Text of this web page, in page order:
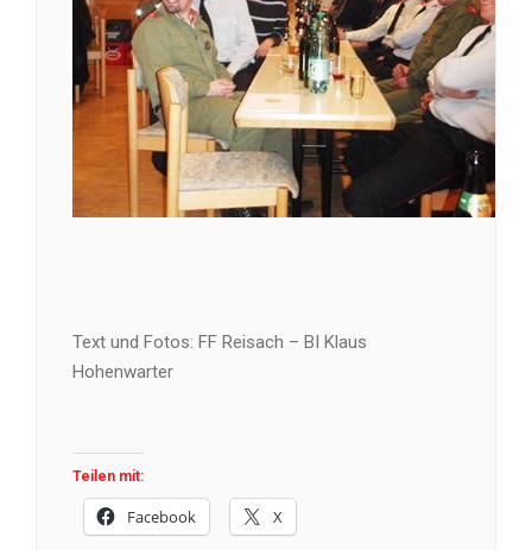
Text und Fotos: FF Reisach – BI Klaus
Hohenwarter
Teilen mit:
Facebook X